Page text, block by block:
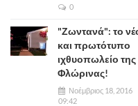
0
"Ζωντανά": το
και πρωτότυπο
ιχθυοπωλείο της
Φλώρινας!
Νοέμβριος 18, 2016
09:42